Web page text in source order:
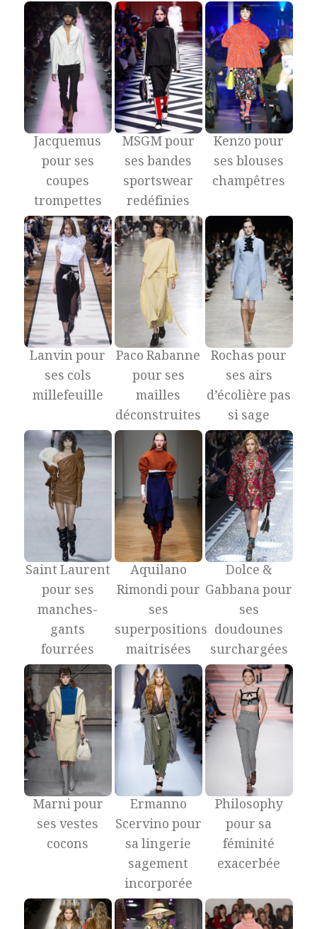
Jacquemus
pour ses
coupes
trompettes
MSGM pour
ses bandes
sportswear
redéfinies
Kenzo pour
ses blouses
champêtres
Lanvin pour
ses cols
millefeuille
Paco Rabanne
pour ses
mailles
déconstruites
Rochas pour
ses airs
d’écolière pas
si sage
Saint Laurent
pour ses
manches-
gants
fourrées
Aquilano
Rimondi pour
ses
superpositions
maitrisées
Dolce &
Gabbana pour
ses
doudounes
surchargées
Marni pour
ses vestes
cocons
Ermanno
Scervino pour
sa lingerie
sagement
incorporée
Philosophy
pour sa
féminité
exacerbée